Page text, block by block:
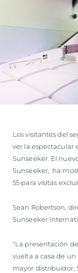
Los visitantes del
ver la espectacular
Sunseeker. El
Sunseeker, ha
55 para visitas
Sean Robertson,
Sunseeker
"La presentación
vuelta a casa de
mayor distribuidor,